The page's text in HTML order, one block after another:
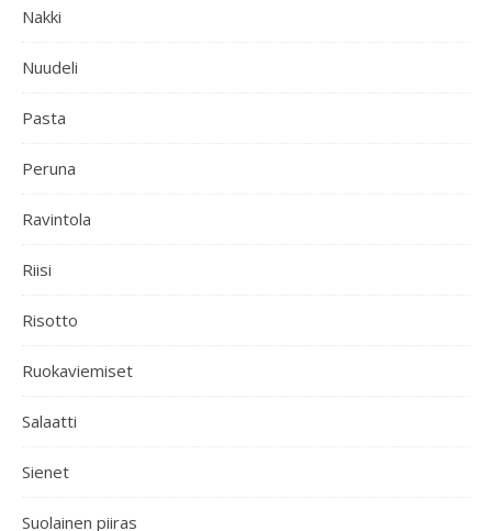
Nakki
Nuudeli
Pasta
Peruna
Ravintola
Riisi
Risotto
Ruokaviemiset
Salaatti
Sienet
Suolainen piiras